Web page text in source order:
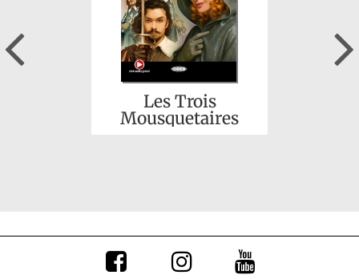
La princesa del
Ártico
Les Trois
Mousquetaires
Previous